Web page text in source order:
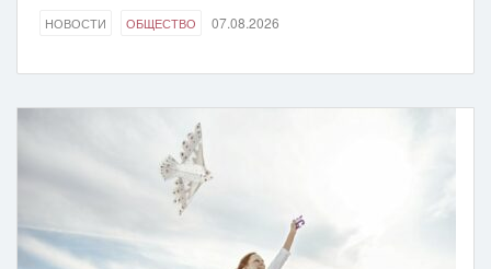
НОВОСТИ ОБЩЕСТВО 07.08.2026